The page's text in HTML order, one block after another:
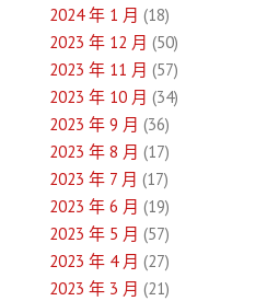
2024 年 1 月 (18)
2023 年 12 月 (50)
2023 年 11 月 (57)
2023 年 10 月 (34)
2023 年 9 月 (36)
2023 年 8 月 (17)
2023 年 7 月 (17)
2023 年 6 月 (19)
2023 年 5 月 (57)
2023 年 4 月 (27)
2023 年 3 月 (21)